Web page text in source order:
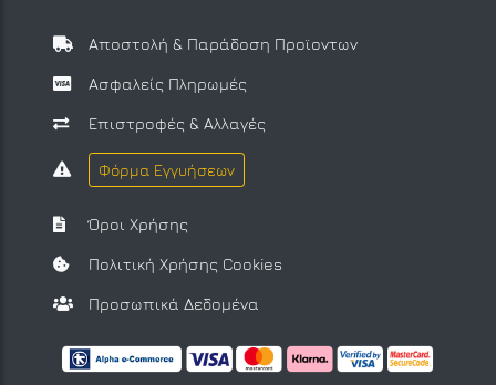
Αποστολή & Παράδοση Προϊοντων
Ασφαλείς Πληρωμές
Επιστροφές & Αλλαγές
Φόρμα Εγγυήσεων
Όροι Χρήσης
Πολιτική Χρήσης Cookies
Προσωπικά Δεδομένα